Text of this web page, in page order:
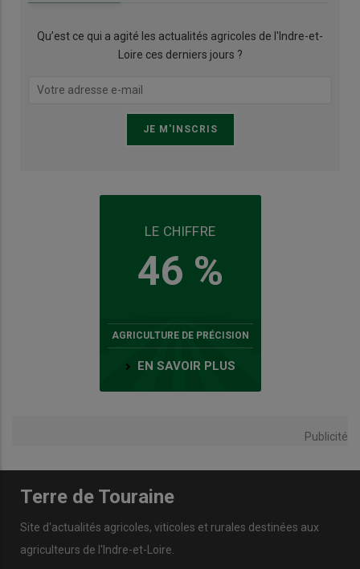
Qu’est ce qui a agité les actualités agricoles de l'Indre-et-
Loire ces derniers jours ?
LE CHIFFRE
46 %
AGRICULTURE DE PRÉCISION
EN SAVOIR PLUS
Publicité
Terre de Touraine
Site d'actualités agricoles, viticoles et rurales destinées aux
agriculteurs de l'Indre-et-Loire.